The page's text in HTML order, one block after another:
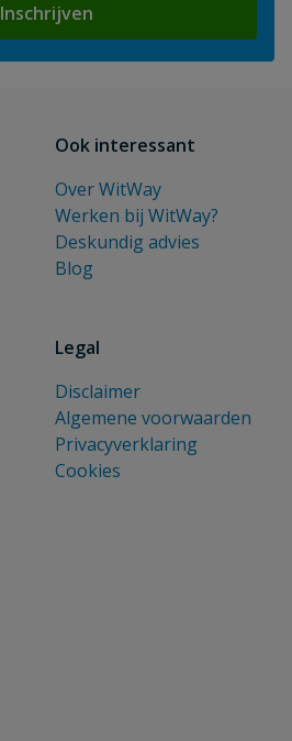
Inschrijven
Ook interessant
Over WitWay
Werken bij WitWay?
Deskundig advies
Blog
Legal
Disclaimer
Algemene voorwaarden
Privacyverklaring
Cookies